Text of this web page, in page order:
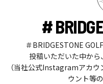
#
＃BRIDGESTONE
投稿いただいた中から
（当社公式Instagramアカ
ウント等